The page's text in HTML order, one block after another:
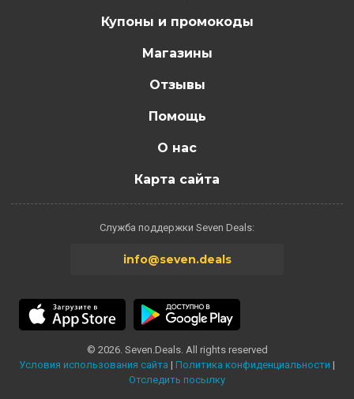
Купоны и промокоды
Магазины
Отзывы
Помощь
О нас
Карта сайта
Служба поддержки Seven Deals:
info@seven.deals
© 2026. Seven.Deals. All rights reserved
Условия использования сайта | Политика конфиденциальности |
Отследить посылку